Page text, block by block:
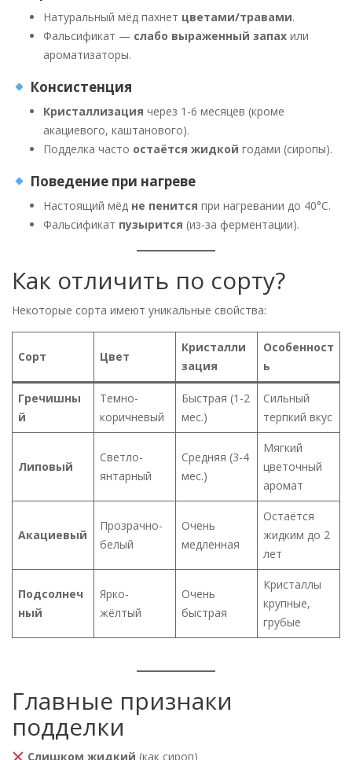
Натуральный мёд пахнет цветами/травами.
Фальсификат — слабо выраженный запах или
ароматизаторы.
Консистенция
Кристаллизация через 1-6 месяцев (кроме
акациевого, каштанового).
Подделка часто остаётся жидкой годами (сиропы).
Поведение при нагреве
Настоящий мёд не пенится при нагревании до 40°C.
Фальсификат пузырится (из-за ферментации).
Как отличить по сорту?
Некоторые сорта имеют уникальные свойства:
Сорт Цвет
Кристалли
зация
Особенност
ь
Гречишны
й
Темно-
коричневый
Быстрая (1-2
мес.)
Сильный
терпкий вкус
Липовый
Светло-
янтарный
Средняя (3-4
мес.)
Мягкий
цветочный
аромат
Акациевый
Прозрачно-
белый
Очень
медленная
Остаётся
жидким до 2
лет
Подсолнеч
ный
Ярко-
жёлтый
Очень
быстрая
Кристаллы
крупные,
грубые
Главные признаки
подделки
Слишком жидкий (как сироп)